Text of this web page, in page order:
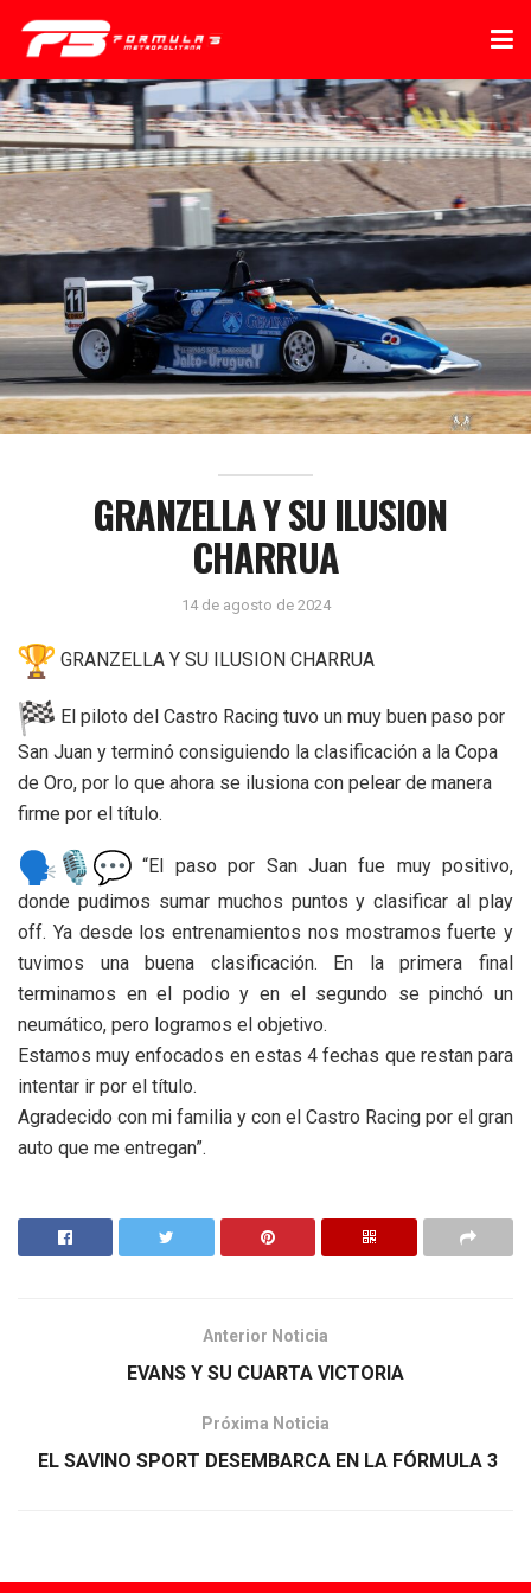
GRANZELLA Y SU ILUSION
CHARRUA
14 de agosto de 2024
GRANZELLA Y SU ILUSION CHARRUA
El piloto del Castro Racing tuvo un muy buen paso por
San Juan y terminó consiguiendo la clasificación a la Copa
de Oro, por lo que ahora se ilusiona con pelear de manera
firme por el título.
“El paso por San Juan fue muy positivo,
donde pudimos sumar muchos puntos y clasificar al play
off. Ya desde los entrenamientos nos mostramos fuerte y
tuvimos una buena clasificación. En la primera final
terminamos en el podio y en el segundo se pinchó un
neumático, pero logramos el objetivo.
Estamos muy enfocados en estas 4 fechas que restan para
intentar ir por el título.
Agradecido con mi familia y con el Castro Racing por el gran
auto que me entregan”.
Anterior Noticia
EVANS Y SU CUARTA VICTORIA
Próxima Noticia
EL SAVINO SPORT DESEMBARCA EN LA FÓRMULA 3